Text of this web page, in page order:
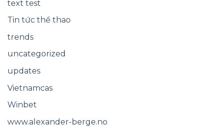
text test
Tin tức thể thao
trends
uncategorized
updates
Vietnamcas
Winbet
www.alexander-berge.no